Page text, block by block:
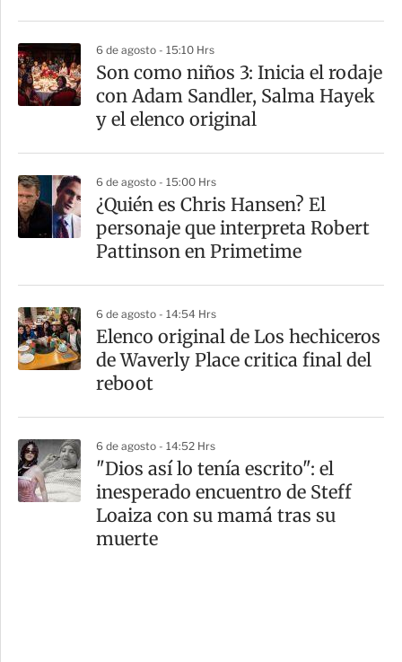
6 de agosto - 15:10 Hrs
Son como niños 3: Inicia el rodaje
con Adam Sandler, Salma Hayek
y el elenco original
6 de agosto - 15:00 Hrs
¿Quién es Chris Hansen? El
personaje que interpreta Robert
Pattinson en Primetime
6 de agosto - 14:54 Hrs
Elenco original de Los hechiceros
de Waverly Place critica final del
reboot
6 de agosto - 14:52 Hrs
"Dios así lo tenía escrito": el
inesperado encuentro de Steff
Loaiza con su mamá tras su
muerte